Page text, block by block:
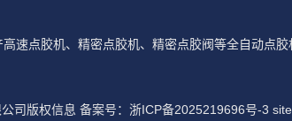
速点胶机、精密点胶机、精密点胶阀等全自动点
司版权信息 备案号： 浙ICP备2025219696号-3